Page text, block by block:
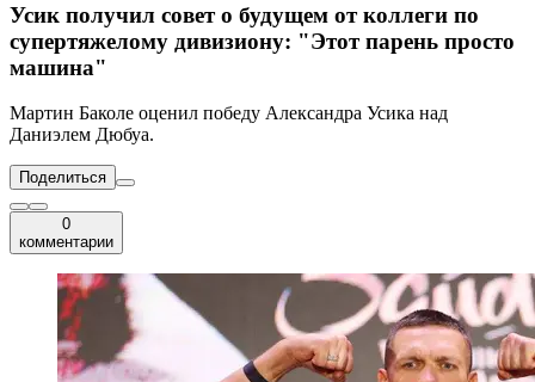
Усик получил совет о будущем от коллеги по
супертяжелому дивизиону: "Этот парень просто
машина"
Мартин Баколе оценил победу Александра Усика над
Даниэлем Дюбуа.
Поделиться
0
комментарии